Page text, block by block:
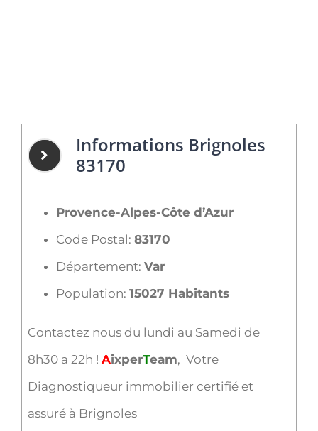
Informations Brignoles
83170
Provence-Alpes-Côte d’Azur
Code Postal: 83170
Département: Var
Population: 15027 Habitants
Contactez nous du lundi au Samedi de
8h30 a 22h ! AixperTeam, Votre
Diagnostiqueur immobilier certifié et
assuré à Brignoles